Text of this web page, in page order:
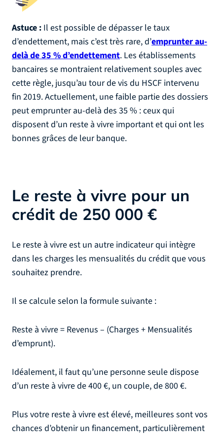
Astuce : Il est possible de dépasser le taux
d’endettement, mais c’est très rare, d’emprunter au-
delà de 35 % d’endettement. Les établissements
bancaires se montraient relativement souples avec
cette règle, jusqu’au tour de vis du HSCF intervenu
fin 2019. Actuellement, une faible partie des dossiers
peut emprunter au-delà des 35 % : ceux qui
disposent d’un reste à vivre important et qui ont les
bonnes grâces de leur banque.
Le reste à vivre pour un
crédit de 250 000 €
Le reste à vivre est un autre indicateur qui intègre
dans les charges les mensualités du crédit que vous
souhaitez prendre.
Il se calcule selon la formule suivante :
Reste à vivre = Revenus – (Charges + Mensualités
d’emprunt).
Idéalement, il faut qu’une personne seule dispose
d’un reste à vivre de 400 €, un couple, de 800 €.
Plus votre reste à vivre est élevé, meilleures sont vos
chances d’obtenir un financement, particulièrement